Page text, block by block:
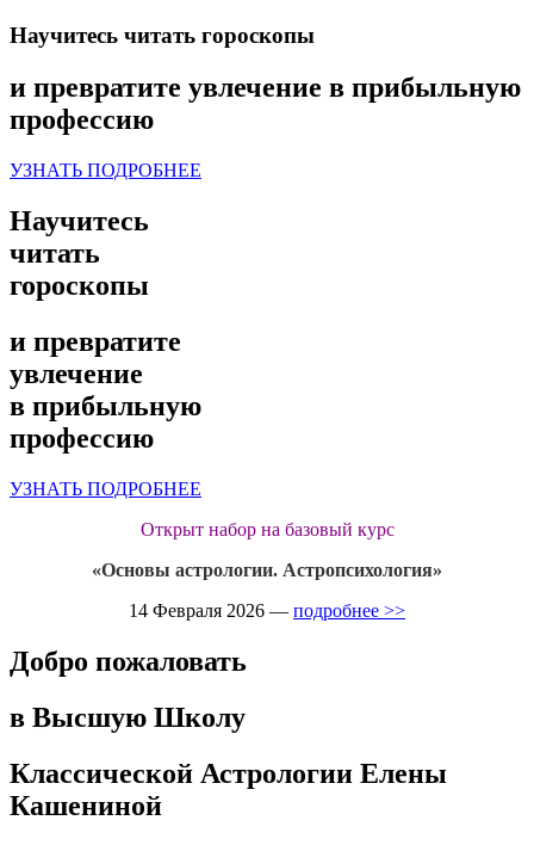
Научитесь читать гороскопы
и превратите увлечение в прибыльную
профессию
УЗНАТЬ ПОДРОБНЕЕ
Научитесь
читать
гороскопы
и превратите
увлечение
в прибыльную
профессию
УЗНАТЬ ПОДРОБНЕЕ
Открыт набор на базовый курс
«Основы астрологии. Астропсихология»
14 Февраля 2026 — подробнее >>
Добро пожаловать
в Высшую Школу
Классической Астрологии Елены
Кашениной